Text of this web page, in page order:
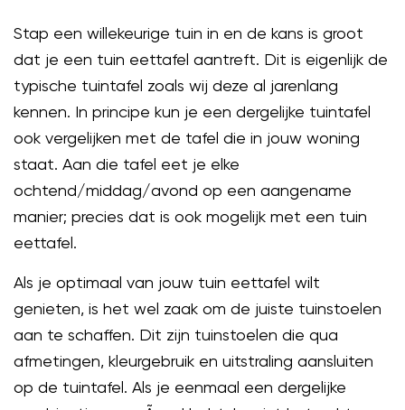
Stap een willekeurige tuin in en de kans is groot
dat je een tuin eettafel aantreft. Dit is eigenlijk de
typische tuintafel zoals wij deze al jarenlang
kennen. In principe kun je een dergelijke tuintafel
ook vergelijken met de tafel die in jouw woning
staat. Aan die tafel eet je elke
ochtend/middag/avond op een aangename
manier; precies dat is ook mogelijk met een tuin
eettafel.
Als je optimaal van jouw tuin eettafel wilt
genieten, is het wel zaak om de juiste tuinstoelen
aan te schaffen. Dit zijn tuinstoelen die qua
afmetingen, kleurgebruik en uitstraling aansluiten
op de tuintafel. Als je eenmaal een dergelijke